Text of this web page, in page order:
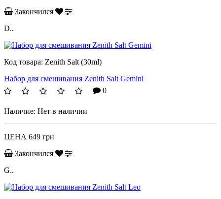
Закончился
D..
Код товара: Zenith Salt (30ml)
Набор для смешивания Zenith Salt Gemini
0
Наличие: Нет в наличии
ЦЕНА 649 грн
Закончился
G..